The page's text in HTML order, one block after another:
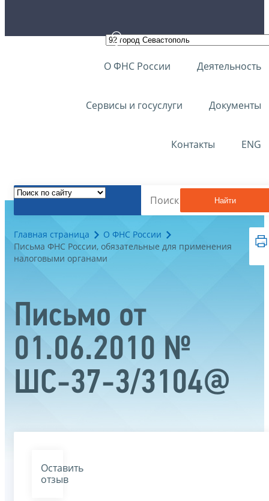
О ФНС России Деятельность
Сервисы и госуслуги Документы
Контакты ENG
Найти
Главная страница
О ФНС России
Письма ФНС России, обязательные для применения
налоговыми органами
Письмо от
01.06.2010 №
ШС-37-3/3104@
Оставить
отзыв